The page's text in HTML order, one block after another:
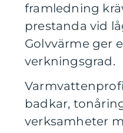
framledning
prestanda vid
Golvvärme ger
verkningsgrad.
badkar,
verksamheter